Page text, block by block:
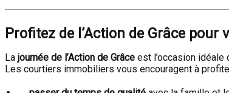
Profitez de l’Action de Grâce pour
La journée de l’Action de Grâce est l’occasion idéale
Les courtiers immobiliers vous encouragent à